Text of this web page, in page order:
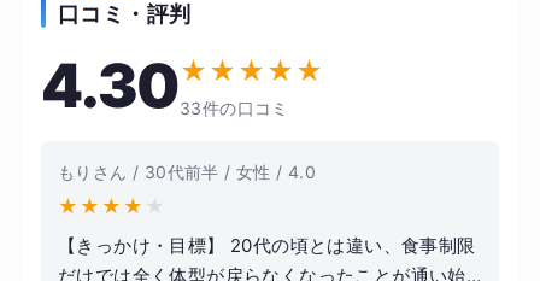
口コミ・評判
4.30★★★★★
33件の口コミ
もりさん / 30代前半 / 女性 / 4.0
★ ★ ★ ★ ★
【きっかけ・目標】 20代の頃とは違い、食事制限
だけでは全く体型が戻らなくなったことが通い始